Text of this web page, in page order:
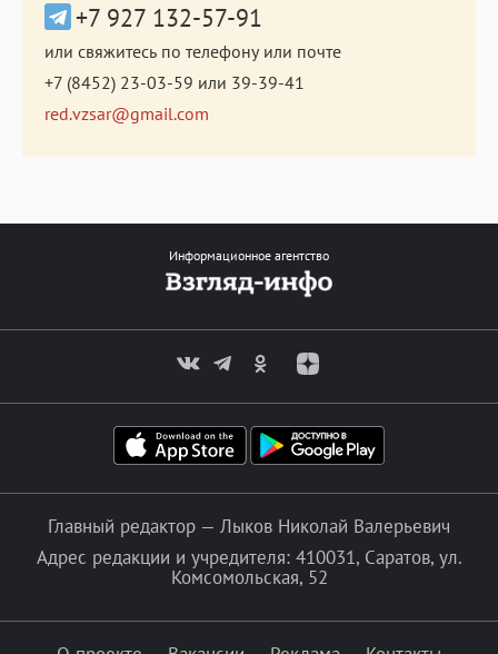
+7 927 132-57-91
или свяжитесь по телефону или почте
+7 (8452) 23-03-59 или 39-39-41
red.vzsar@gmail.com
Информационное агентство
Главный редактор — Лыков Николай Валерьевич
Адрес редакции и учредителя: 410031, Саратов, ул.
Комсомольская, 52